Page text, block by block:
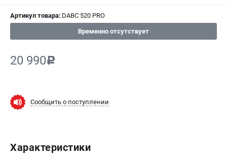
СРАВНЕНИЕ ( 0 )
Нашли дешевле?
Артикул товара: DABC 520 PRO
Временно отсутствует
20 990c
Сообщить о поступлении
Характеристики